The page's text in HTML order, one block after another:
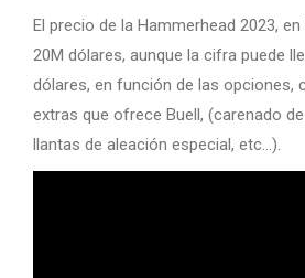
El precio de la Hammerhead 2023, en
20M dólares, aunque la cifra puede
dólares, en función de las opciones,
extras que ofrece Buell, (carenado
llantas de aleación especial, etc…).